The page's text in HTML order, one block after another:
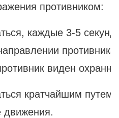
противником:
каждые 3-5 секунд
противника
виден
кратчайшим
движения.